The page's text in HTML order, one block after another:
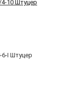
4-10 Штуцер